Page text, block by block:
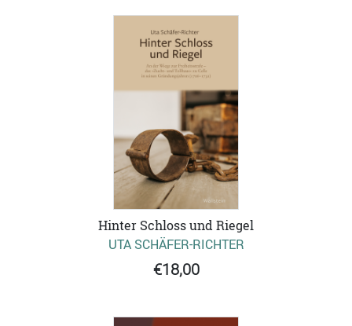
Hinter Schloss und Riegel
UTA SCHÄFER-RICHTER
€18,00